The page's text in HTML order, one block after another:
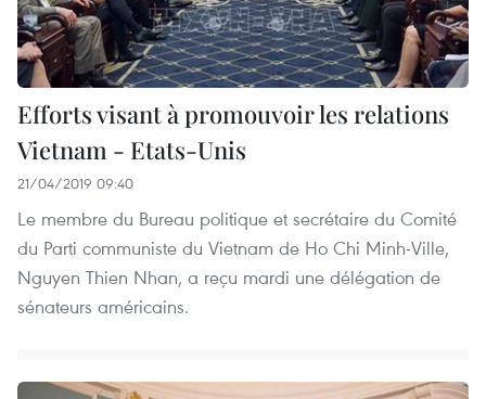
Efforts visant à promouvoir les relations
Vietnam - Etats-Unis
21/04/2019 09:40
Le membre du Bureau politique et secrétaire du Comité
du Parti communiste du Vietnam de Ho Chi Minh-Ville,
Nguyen Thien Nhan, a reçu mardi une délégation de
sénateurs américains.